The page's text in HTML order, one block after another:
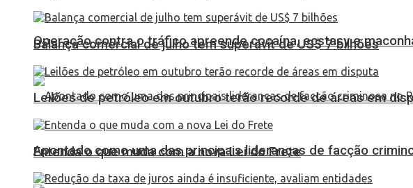
Operação contra o tráfico apreende cocaína, ecstasy e
Apontado como uma das principais lideranças de facção
Balança comercial de julho tem superávit de US$ 7 bilhões
Leilões de petróleo em outubro terão recorde de áreas em
Entenda o que muda com a nova Lei do Frete